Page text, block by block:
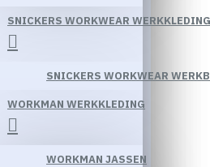
SNICKERS WORKWEAR WERKKLEDING
SNICKERS WORKWEAR
WORKMAN WERKKLEDING
WORKMAN JASSEN